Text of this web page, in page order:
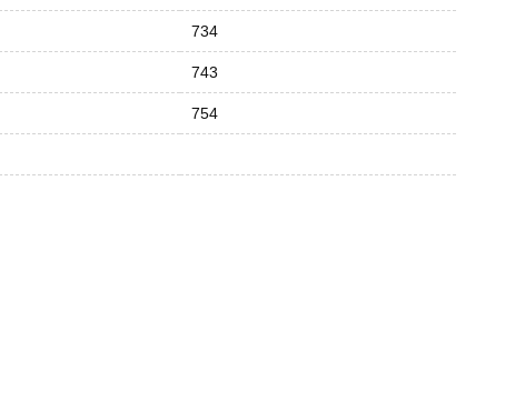
734
743
754